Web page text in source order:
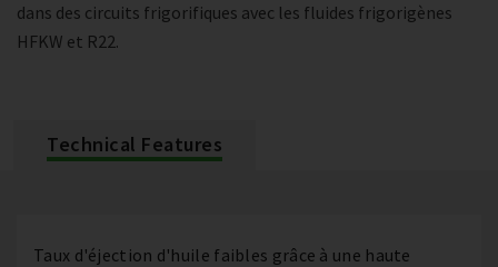
dans des circuits frigorifiques avec les fluides frigorigènes
HFKW et R22.
Technical Features
Taux d'éjection d'huile faibles grâce à une haute